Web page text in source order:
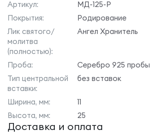
Артикул:
МД-125-Р
Покрытия:
Родирование
Лик святого/
молитва
(полностью):
Ангел Хранитель
Проба:
Серебро 925 пробы
Тип центральной
вставки:
без вставок
Ширина, мм:
11
Высота, мм:
25
Доставка и оплата